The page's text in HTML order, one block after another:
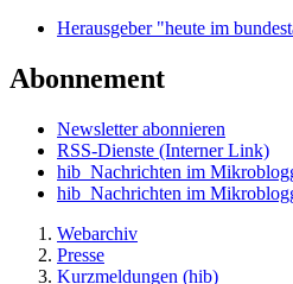
Herausgeber "heute im
Abonnement
Newsletter abonnieren
RSS-Dienste (Interner Link)
hib_Nachrichten im
hib_Nachrichten im
Webarchiv
Presse
Kurzmeldungen (hib)